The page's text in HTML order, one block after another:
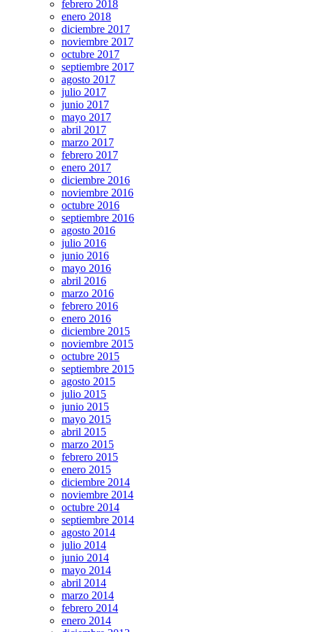
febrero 2018
enero 2018
diciembre 2017
noviembre 2017
octubre 2017
septiembre 2017
agosto 2017
julio 2017
junio 2017
mayo 2017
abril 2017
marzo 2017
febrero 2017
enero 2017
diciembre 2016
noviembre 2016
octubre 2016
septiembre 2016
agosto 2016
julio 2016
junio 2016
mayo 2016
abril 2016
marzo 2016
febrero 2016
enero 2016
diciembre 2015
noviembre 2015
octubre 2015
septiembre 2015
agosto 2015
julio 2015
junio 2015
mayo 2015
abril 2015
marzo 2015
febrero 2015
enero 2015
diciembre 2014
noviembre 2014
octubre 2014
septiembre 2014
agosto 2014
julio 2014
junio 2014
mayo 2014
abril 2014
marzo 2014
febrero 2014
enero 2014